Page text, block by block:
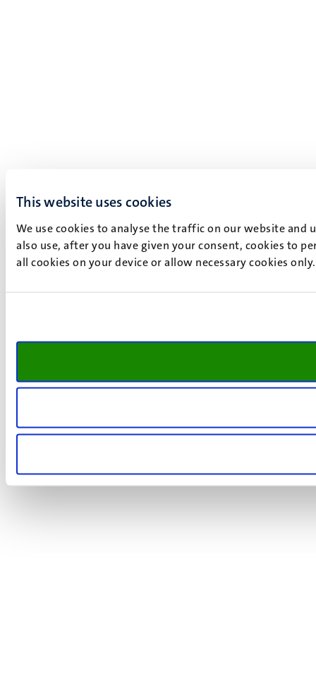
This website uses cookies
We use cookies to analyse the traffic on our website and
also use, after you have given your consent, cookies to
all cookies on your device or allow necessary cookies